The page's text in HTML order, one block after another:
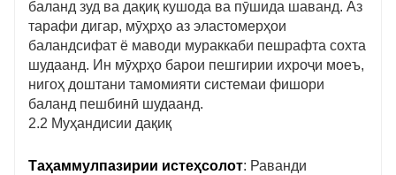
баланд зуд ва дақиқ кушода ва пӯшида шаванд. Аз
тарафи дигар, мӯҳрҳо аз эластомерҳои
баландсифат ё маводи мураккаби пешрафта сохта
шудаанд. Ин мӯҳрҳо барои пешгирии ихроҷи моеъ,
нигоҳ доштани тамомияти системаи фишори
баланд пешбинӣ шудаанд.
2.2 Муҳандисии дақиқ
Таҳаммулпазирии истеҳсолот: Раванди